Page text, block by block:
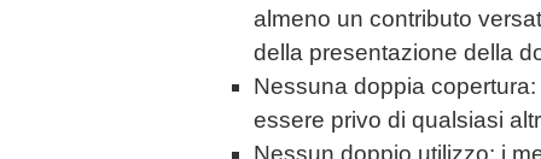
almeno un contributo
della presentazione della
Nessuna doppia
essere privo di qualsiasi